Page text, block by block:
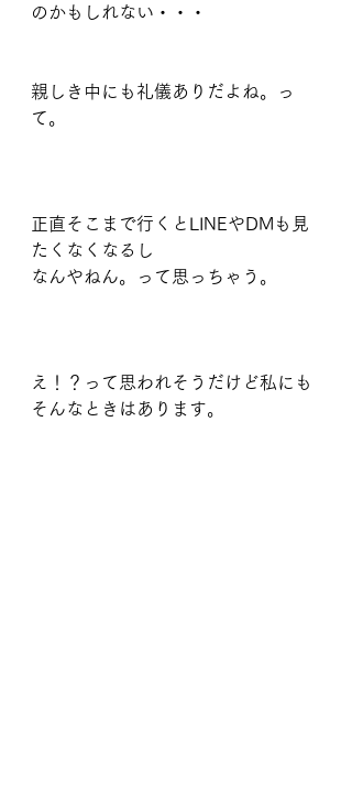
のかもしれない・・・
親しき中にも礼儀ありだよね。っ
て。
正直そこまで行くとLINEやDMも見
たくなくなるし
なんやねん。って思っちゃう。
え！？って思われそうだけど私にも
そんなときはあります。